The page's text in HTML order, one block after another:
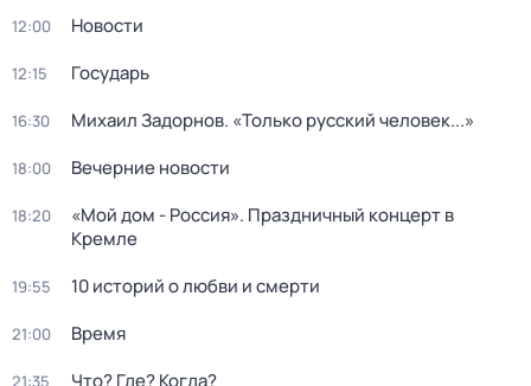
12:00 Новости
12:15 Государь
16:30 Михаил Задорнов. «Только русский человек...»
18:00 Вечерние новости
18:20
«Мой дом - Россия». Праздничный концерт в
Кремле
19:55 10 историй о любви и смерти
21:00 Время
21:35 Что? Где? Когда?